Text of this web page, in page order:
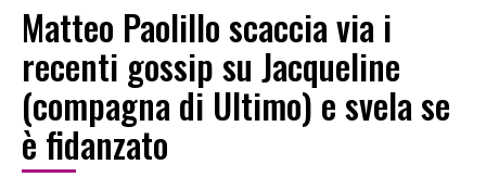
Matteo Paolillo scaccia via i
recenti gossip su Jacqueline
(compagna di Ultimo) e svela se
è fidanzato